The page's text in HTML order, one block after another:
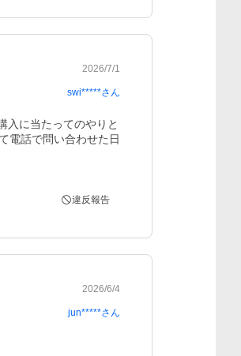
2026/7/1
swi*****さん
入に当たってのやりと
電話で問い合わせた日
違反報告
2026/6/4
jun*****さん